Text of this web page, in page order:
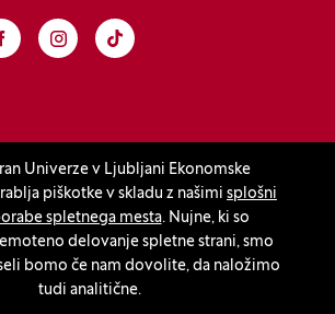
Univerze v Ljubljani Ekonomske
piškotke v skladu z našimi splošni
spletnega mesta. Nujne, ki so
delovanje spletne strani, smo
bomo če nam dovolite, da naložimo
tudi analitične.
oknu)
v novem oknu)
Facebook
(Odpre se v novem oknu)
Instagram
(Odpre se v novem oknu)
TikTok
(Odpre se v novem oknu)
oknu)